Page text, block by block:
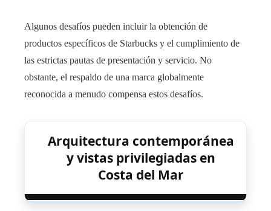
Algunos desafíos pueden incluir la obtención de
productos específicos de Starbucks y el cumplimiento de
las estrictas pautas de presentación y servicio. No
obstante, el respaldo de una marca globalmente
reconocida a menudo compensa estos desafíos.
Arquitectura contemporánea
y vistas privilegiadas en
Costa del Mar